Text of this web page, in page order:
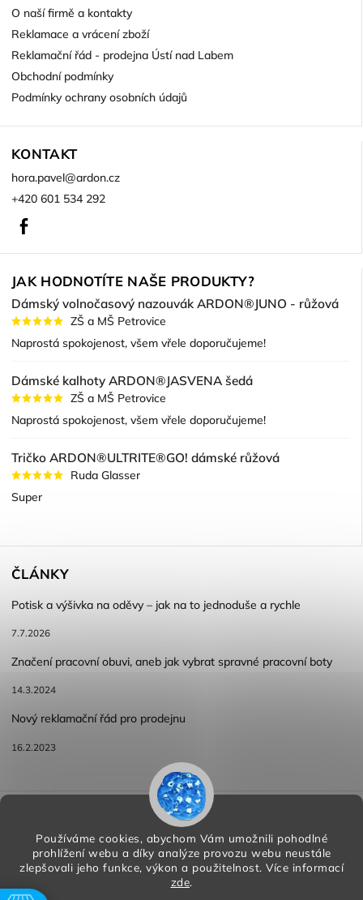
Používáme cookies, abychom Vám umožnili pohodlné
prohlížení webu a díky analýze provozu webu neustále
zlepšovali jeho funkce, výkon a použitelnost. Více informací
zde.
O naší firmě a kontakty
Reklamace a vrácení zboží
Reklamační řád - prodejna Ústí nad Labem
Obchodní podmínky
Podmínky ochrany osobních údajů
KONTAKT
hora.pavel@ardon.cz
+420 601 534 292
JAK HODNOTÍTE NAŠE PRODUKTY?
Dámský volnočasový nazouvák ARDON®JUNO - růžová
ZŠ a MŠ Petrovice
Naprostá spokojenost, všem vřele doporučujeme!
Dámské kalhoty ARDON®JASVENA šedá
ZŠ a MŠ Petrovice
Naprostá spokojenost, všem vřele doporučujeme!
Tričko ARDON®ULTRITE®GO! dámské růžová
Ruda Glasser
Super
ČLÁNKY
Potisk a výšivka na oděvy – jak na to jednoduše a rychle
7.7.2026
Značení pracovní obuvi, aneb jak vybrat spravné pracovní boty
14.3.2024
Nový reklamační řád pro prodejnu
16.2.2023
Reklamace a vracení zboží
Podmínky ochrany osobních údajů
Copyright 2026 HORA PP s.r.o.